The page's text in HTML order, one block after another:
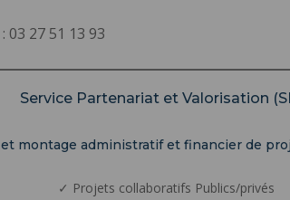
03 27 51 13 93
Service Partenariat et Valorisation
montage administratif et financier de
✓ Projets collaboratifs Publics/privés